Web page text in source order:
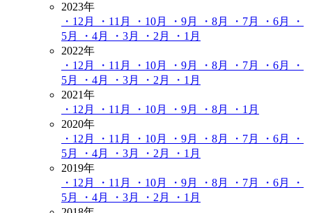
2023年
・12月
・11月 ・10月 ・9月 ・8月 ・7月 ・6月
・
5月
・4月 ・3月 ・2月
・1月
2022年
・12月
・11月 ・10月 ・9月 ・8月 ・7月 ・6月
・
5月
・4月 ・3月 ・2月
・1月
2021年
・12月
・11月 ・10月 ・9月 ・8月
・1月
2020年
・12月
・11月 ・10月 ・9月 ・8月 ・7月 ・6月
・
5月
・4月 ・3月 ・2月
・1月
2019年
・12月
・11月 ・10月 ・9月 ・8月 ・7月 ・6月
・
5月
・4月 ・3月 ・2月
・1月